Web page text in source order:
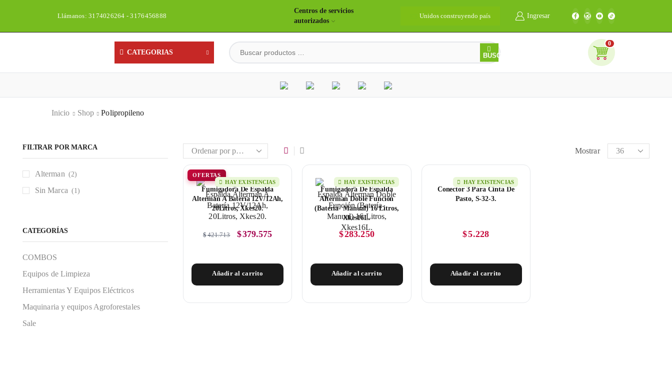
Llámanos: 3174026264 - 3176456888
Centros de servicios
autorizados
Unidos construyendo país Bienvenidos
Ingresar
CATEGORIAS BUSCAR
0
0
Inicio Shop Polipropileno
Mostrar
OFERTAS
HAY EXISTENCIAS
Fumigadora De Espalda
Alterman A Baterí­a 12V/12Ah,
20Litros, Xkes20.
$421.713 $379.575
Añadir al carrito
HAY EXISTENCIAS
Fumigadora De Espalda
Alterman Doble Función
(Baterí­a- Manual) 16 Litros,
Xkes16L.
$283.250
Añadir al carrito
HAY EXISTENCIAS
Conector 3 Para Cinta De
Pasto, S-32-3.
$5.228
Añadir al carrito
FILTRAR POR MARCA
Alterman (2)
Sin Marca (1)
CATEGORÍAS
COMBOS
Equipos de Limpieza
Herramientas Y Equipos Eléctricos
Maquinaria y equipos Agroforestales
Sale